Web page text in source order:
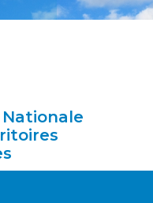
Nationale